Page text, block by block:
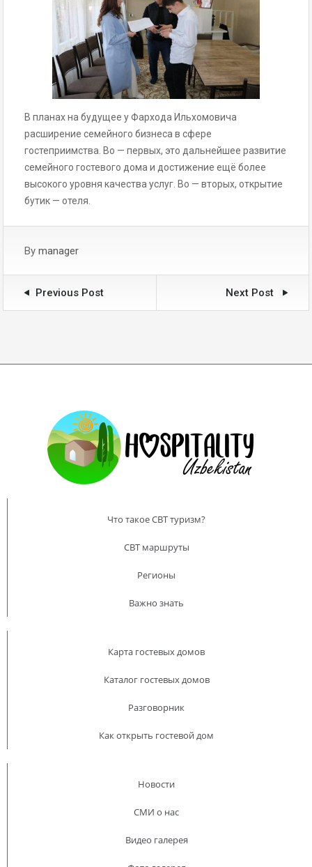
В планах на будущее у Фархода Ильхомовича
расширение семейного бизнеса в сфере
гостеприимства. Во — первых, это дальнейшее развитие
семейного гостевого дома и достижение ещё более
высокого уровня качества услуг. Во — вторых, открытие
бутик — отеля.
By manager
Previous Post Next Post
Что такое CBT туризм?
CBT маршруты
Регионы
Важно знать
Карта гостевых домов
Каталог гостевых домов
Разговорник
Как открыть гостевой дом
Новости
СМИ о нас
Видео галерея